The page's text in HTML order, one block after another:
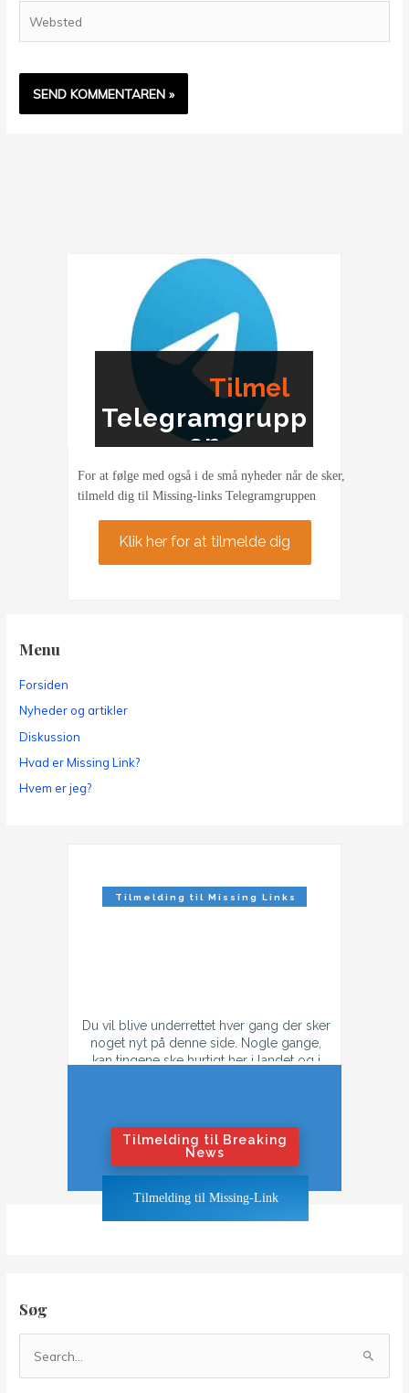
Tilmel
ding
Telegramgrupp
en
For at følge med også i de små nyheder når de sker,
tilmeld dig til Missing-links Telegramgruppen
Klik her for at tilmelde dig
Menu
Forsiden
Nyheder og artikler
Diskussion
Hvad er Missing Link?
Hvem er jeg?
Du vil blive underrettet hver gang der sker
noget nyt på denne side. Nogle gange,
kan tingene ske hurtigt her i landet og i
dagen i tilfælde af krig eller konflikt,
tilmeld dig "Nyhedsbrevet".
når tingene bliver hedt, klik på "Breaking
Tilmelding til Missing Links
Tilmelding til Breaking
News
Tilmelding til Missing-Link
Søg